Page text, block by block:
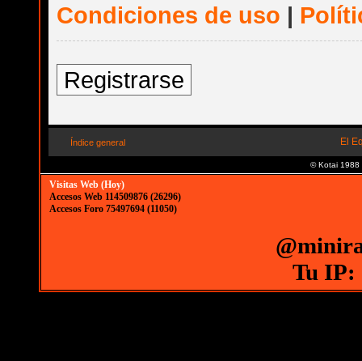
Condiciones de uso |
Registrarse
Índice general El
© Kotai 1988
Visitas Web (Hoy)
Accesos Web 114509876 (26296)
Accesos Foro 75497694 (11050)
Tu IP: